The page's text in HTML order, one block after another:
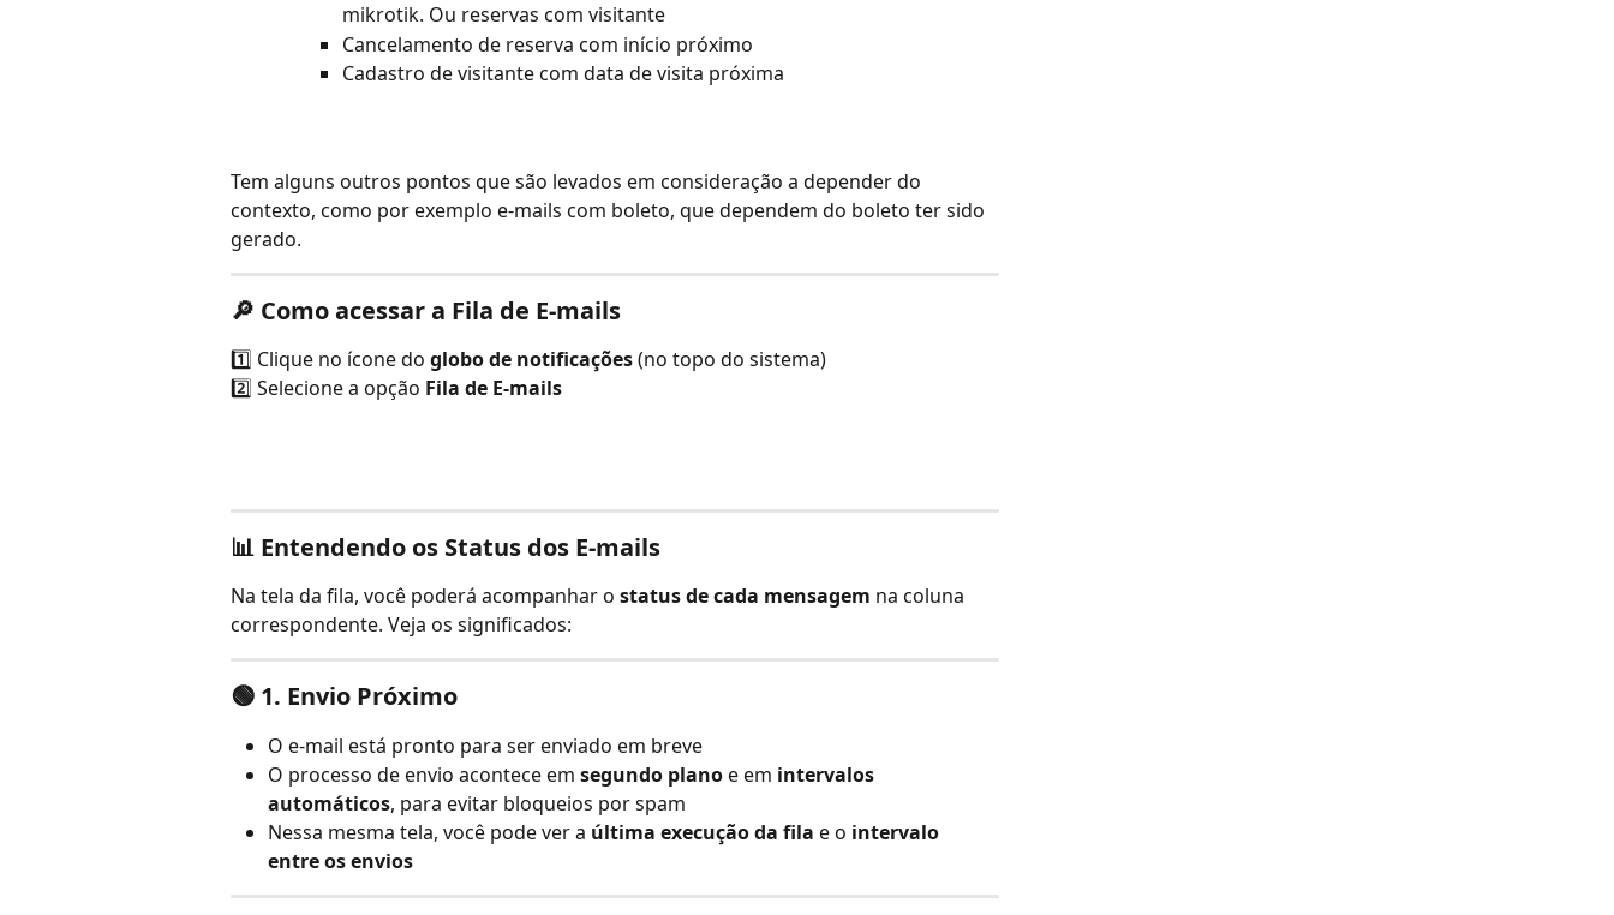
mikrotik. Ou reservas com visitante
Cancelamento de reserva com início próximo
Cadastro de visitante com data de visita próxima
Tem alguns outros pontos que são levados em consideração a depender do
contexto, como por exemplo e-mails com boleto, que dependem do boleto ter sido
gerado.
🔎 Como acessar a Fila de E-mails
1️⃣ Clique no ícone do globo de notificações (no topo do sistema)
2️⃣ Selecione a opção Fila de E-mails
📊 Entendendo os Status dos E-mails
Na tela da fila, você poderá acompanhar o status de cada mensagem na coluna
correspondente. Veja os significados:
🟢 1. Envio Próximo
O e-mail está pronto para ser enviado em breve
O processo de envio acontece em segundo plano e em intervalos
automáticos, para evitar bloqueios por spam
Nessa mesma tela, você pode ver a última execução da fila e o intervalo
entre os envios